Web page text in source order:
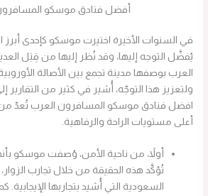
أفضل فنادق موسكو
في السنوات الأخيرة اختيرت موسكو كإحدى أبرز
يُفضَّل التوجه إليها، وقد نُظر إليها من قِبَل
العرب بوصفها مدينة تجمع بين الأصالة
ولتعزيز هذا التوجّه، أُشير في كثير من التقارير
افضل فنادق موسكو المسافرون العرب تُعدّ من
أعلى مستويات الراحة والرفاهية.
أولاً، من ناحية الأمن، وُصفت موسكو
تُؤكَّد هذه الحقيقة من خلال تجارب
السعودية التي أُشيد بتجاربها الإيجابية.